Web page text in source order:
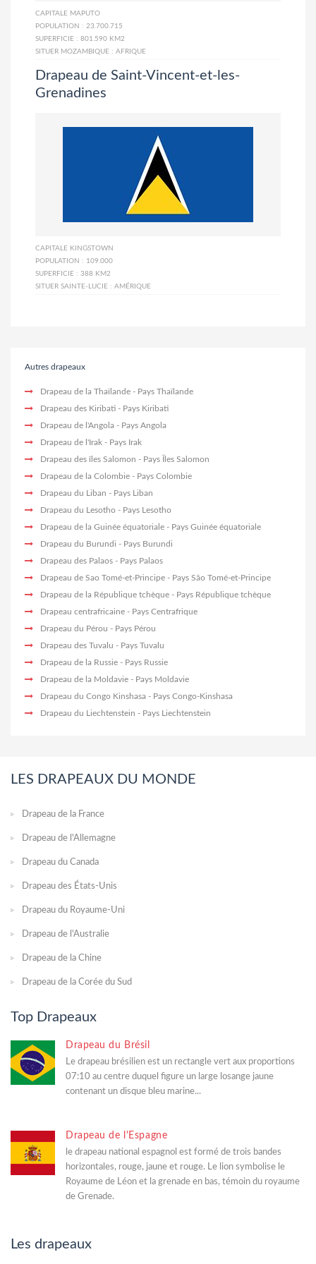
CAPITALE MAPUTO
POPULATION : 23.700.715
SUPERFICIE : 801.590 KM2
SITUER MOZAMBIQUE : AFRIQUE
Drapeau de Saint-Vincent-et-les-
Grenadines
CAPITALE KINGSTOWN
POPULATION : 109.000
SUPERFICIE : 388 KM2
SITUER SAINTE-LUCIE : AMÉRIQUE
Autres drapeaux
Drapeau de la Thaïlande - Pays Thaïlande
Drapeau des Kiribati - Pays Kiribati
Drapeau de l'Angola - Pays Angola
Drapeau de l'Irak - Pays Irak
Drapeau des îles Salomon - Pays Îles Salomon
Drapeau de la Colombie - Pays Colombie
Drapeau du Liban - Pays Liban
Drapeau du Lesotho - Pays Lesotho
Drapeau de la Guinée équatoriale - Pays Guinée équatoriale
Drapeau du Burundi - Pays Burundi
Drapeau des Palaos - Pays Palaos
Drapeau de Sao Tomé-et-Principe - Pays São Tomé-et-Principe
Drapeau de la République tchèque - Pays République tchèque
Drapeau centrafricaine - Pays Centrafrique
Drapeau du Pérou - Pays Pérou
Drapeau des Tuvalu - Pays Tuvalu
Drapeau de la Russie - Pays Russie
Drapeau de la Moldavie - Pays Moldavie
Drapeau du Congo Kinshasa - Pays Congo-Kinshasa
Drapeau du Liechtenstein - Pays Liechtenstein
LES DRAPEAUX DU MONDE
Drapeau de la France
Drapeau de l'Allemagne
Drapeau du Canada
Drapeau des États-Unis
Drapeau du Royaume-Uni
Drapeau de l'Australie
Drapeau de la Chine
Drapeau de la Corée du Sud
Top Drapeaux
Drapeau du Brésil
Le drapeau brésilien est un rectangle vert aux proportions
07:10 au centre duquel figure un large losange jaune
contenant un disque bleu marine...
Drapeau de l'Espagne
le drapeau national espagnol est formé de trois bandes
horizontales, rouge, jaune et rouge. Le lion symbolise le
Royaume de Léon et la grenade en bas, témoin du royaume
de Grenade.
Les drapeaux